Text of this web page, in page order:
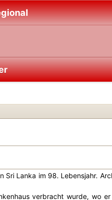
Sri Lanka im 98. Lebensjahr.
verbracht wurde, wo